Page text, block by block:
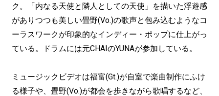
ク。「内なる天使と隣人としての天使」を描いた浮遊感
がありつつも美しい畳野(Vo.)の歌声と包み込むようなコ
ーラスワークが印象的なインディー・ポップに仕上がっ
ている。ドラムには元CHAIのYUNAが参加している。
ミュージックビデオは福富(Gt.)が自室で楽曲制作にふけ
る様子や、畳野(Vo.)が都会を歩きながら歌唱するなど、